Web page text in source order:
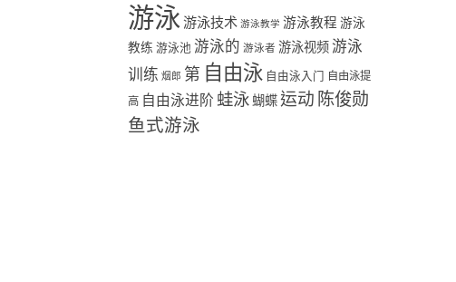
游泳游泳技术 游泳教学 游泳教程 游泳
教练 游泳池 游泳的 游泳者 游泳视频 游泳
训练 烟郎 第 自由泳 自由泳入门 自由泳提
高 自由泳进阶 蛙泳蝴蝶运动 陈俊勋
鱼式游泳